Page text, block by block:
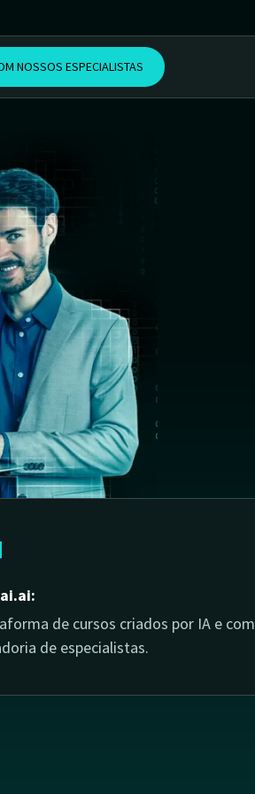
NOSSOS ESPECIALISTAS
de cursos criados por IA e com
de especialistas.